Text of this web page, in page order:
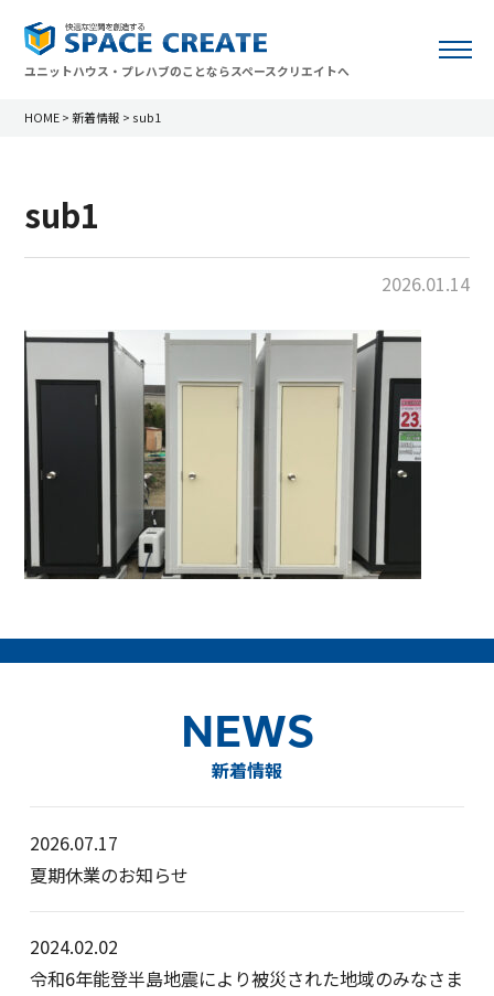
ユニットハウス・プレハブのことならスペースクリエイトへ
HOME > 新着情報 > sub1
sub1
2026.01.14
NEWS
新着情報
2026.07.17
夏期休業のお知らせ
2024.02.02
令和6年能登半島地震により被災された地域のみなさま